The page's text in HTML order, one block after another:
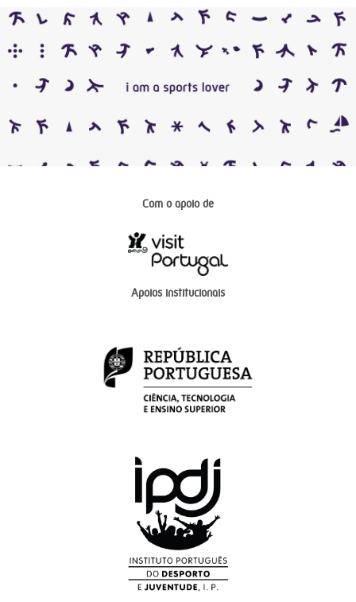
Com o apoio de
Apoios institucionais